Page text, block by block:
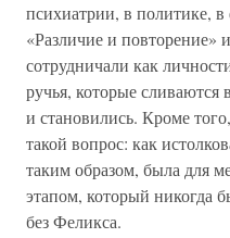
психиатрии, в политике,
«Различие и
сотрудничали как
ручья, которые
и становились. Кроме
такой вопрос: как
таким образом, была для
этапом, который никогда
без Феликса.